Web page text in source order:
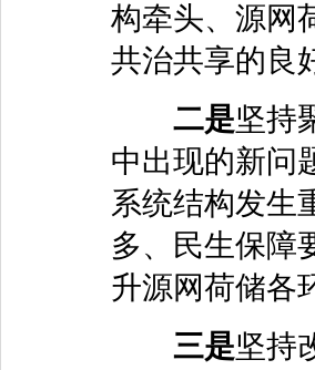
构牵头、源网
共治共享的良
二是坚持
中出现的新问
系统结构发生
多、民生保障
升源网荷储各
三是坚持